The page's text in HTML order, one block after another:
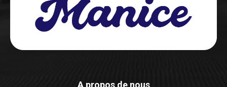
A propos de nous